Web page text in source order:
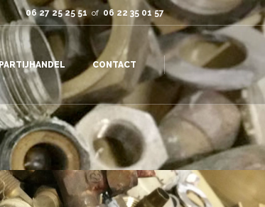
06 27 25 25 51 of 06 22 35 01 57
PARTIJHANDEL CONTACT